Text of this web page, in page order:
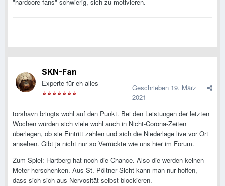
"hardcore-fans" schwierig, sich zu motivieren.
SKN-Fan
Experte für eh alles Geschrieben 19. März
2021
torshavn bringts wohl auf den Punkt. Bei den Leistungen der letzten
Wochen würden sich viele wohl auch in Nicht-Corona-Zeiten
überlegen, ob sie Eintritt zahlen und sich die Niederlage live vor Ort
ansehen. Gibt ja nicht nur so Verrückte wie uns hier im Forum.
Zum Spiel: Hartberg hat noch die Chance. Also die werden keinen
Meter herschenken. Aus St. Pöltner Sicht kann man nur hoffen,
dass sich sich aus Nervosität selbst blockieren.